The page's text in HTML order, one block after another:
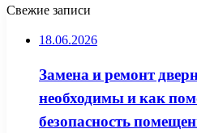
Свежие записи
18.06.2026
Замена и ремонт
необходимы и как
безопасность